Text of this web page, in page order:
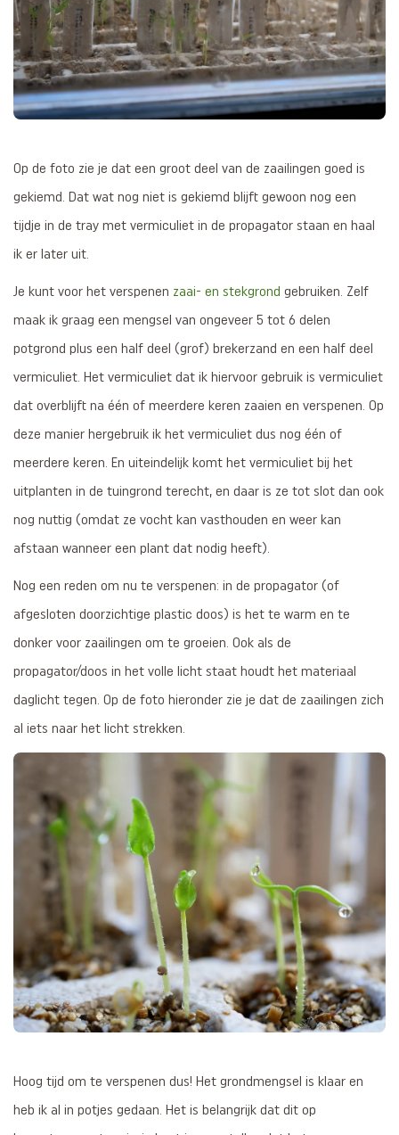
Op de foto zie je dat een groot deel van de zaailingen goed is
gekiemd. Dat wat nog niet is gekiemd blijft gewoon nog een
tijdje in de tray met vermiculiet in de propagator staan en haal
ik er later uit.
Je kunt voor het verspenen zaai- en stekgrond gebruiken. Zelf
maak ik graag een mengsel van ongeveer 5 tot 6 delen
potgrond plus een half deel (grof) brekerzand en een half deel
vermiculiet. Het vermiculiet dat ik hiervoor gebruik is vermiculiet
dat overblijft na één of meerdere keren zaaien en verspenen. Op
deze manier hergebruik ik het vermiculiet dus nog één of
meerdere keren. En uiteindelijk komt het vermiculiet bij het
uitplanten in de tuingrond terecht, en daar is ze tot slot dan ook
nog nuttig (omdat ze vocht kan vasthouden en weer kan
afstaan wanneer een plant dat nodig heeft).
Nog een reden om nu te verspenen: in de propagator (of
afgesloten doorzichtige plastic doos) is het te warm en te
donker voor zaailingen om te groeien. Ook als de
propagator/doos in het volle licht staat houdt het materiaal
daglicht tegen. Op de foto hieronder zie je dat de zaailingen zich
al iets naar het licht strekken.
Hoog tijd om te verspenen dus! Het grondmengsel is klaar en
heb ik al in potjes gedaan. Het is belangrijk dat dit op